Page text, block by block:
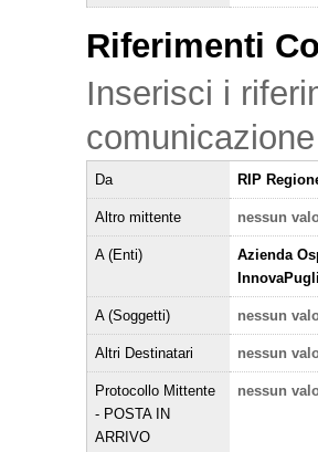
Riferimenti
Inserisci i
comunicazione
Da RIP
Altro mittente nessun
A (Enti)
Azienda
A (Soggetti) nessun
Altri Destinatari nessun
Protocollo Mittente
- POSTA IN
ARRIVO
nessun